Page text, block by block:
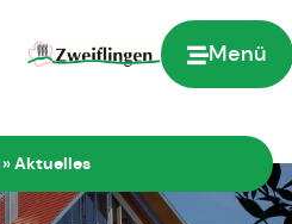
Menü
»Aktuelles